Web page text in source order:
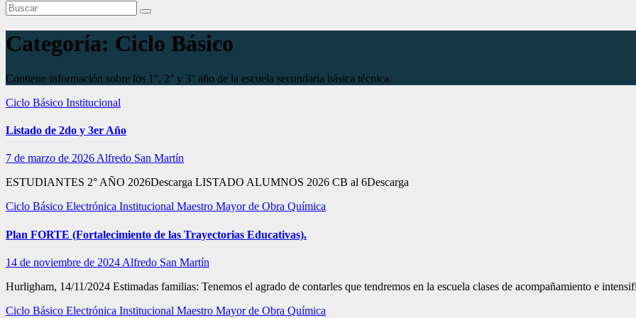
Categoría: Ciclo Básico
Contiene información sobre los 1°, 2° y 3° año de la escuela secundaria básica técnica.
Ciclo Básico Institucional
Listado de 2do y 3er Año
7 de marzo de 2026Alfredo San Martín
ESTUDIANTES 2° AÑO 2026Descarga LISTADO ALUMNOS 2026 CB al 6Descarga
Ciclo Básico Electrónica Institucional Maestro Mayor de Obra Química
Plan FORTE (Fortalecimiento de las Trayectorias Educativas).
14 de noviembre de 2024 Alfredo San Martín
Hurligham, 14/11/2024 Estimadas familias: Tenemos el agrado de contarles que tendremos en la escuela clases de acompañamiento e
Ciclo Básico Electrónica Institucional Maestro Mayor de Obra Química